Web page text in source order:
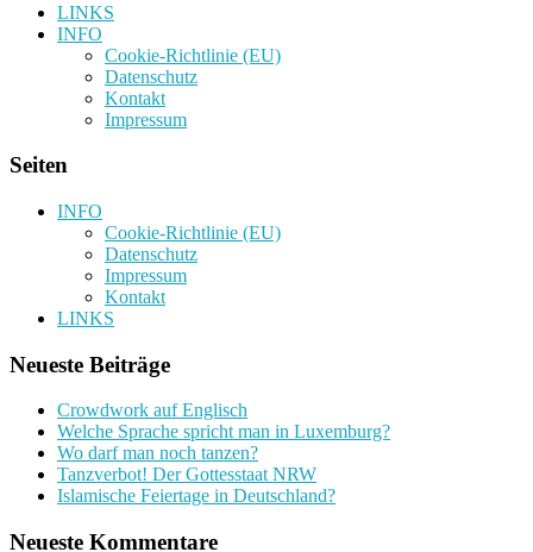
LINKS
INFO
Cookie-Richtlinie (EU)
Datenschutz
Kontakt
Impressum
Seiten
INFO
Cookie-Richtlinie (EU)
Datenschutz
Impressum
Kontakt
LINKS
Neueste Beiträge
Crowdwork auf Englisch
Welche Sprache spricht man in Luxemburg?
Wo darf man noch tanzen?
Tanzverbot! Der Gottesstaat NRW
Islamische Feiertage in Deutschland?
Neueste Kommentare